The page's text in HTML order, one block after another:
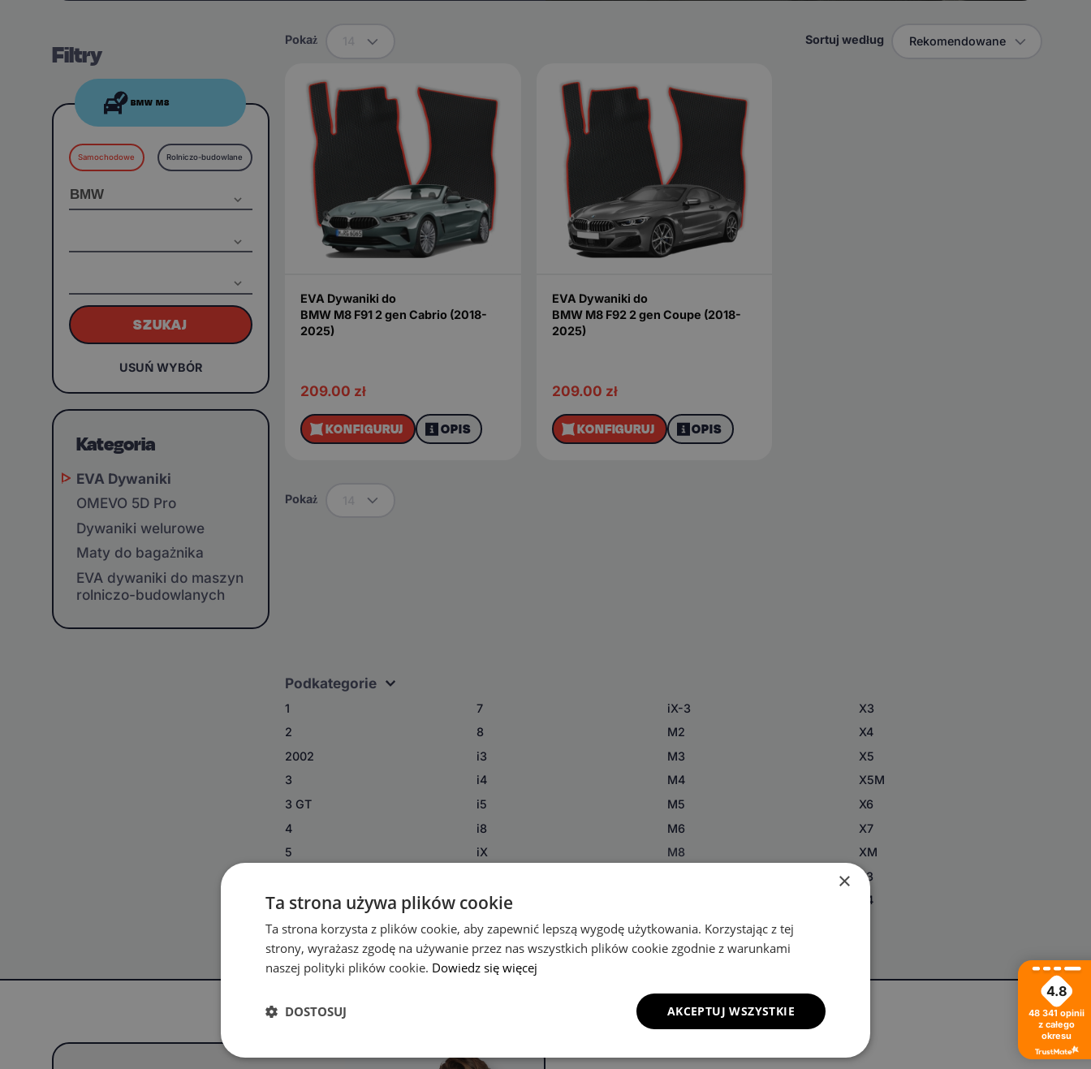
Filtry
BMW M8
Samochodowe Rolniczo-budowlane
SZUKAJ
USUŃ WYBÓR
Kategoria
EVA Dywaniki
OMEVO 5D Pro
Dywaniki welurowe
Maty do bagażnika
EVA dywaniki do maszyn
rolniczo-budowlanych
Pokaż Sortuj według Rekomendowane
EVA Dywaniki do
BMW M8 F91 2 gen Cabrio (2018-
2025)
209.00 zł
KONFIGURUJ OPIS
EVA Dywaniki do
BMW M8 F92 2 gen Coupe (2018-
2025)
209.00 zł
KONFIGURUJ OPIS
Pokaż
Podkategorie
1
2
2002
3
3 GT
4
5
6
7
8
i3
i4
i5
i8
iX
iX-2
iX-3
M2
M3
M4
M5
M6
M8
X3
X4
X5
X5M
X6
X7
XM
Z3
Z4
4.8
48 341 opinii
z całego
okresu
×
Ta strona używa plików cookie
Ta strona korzysta z plików cookie, aby zapewnić lepszą wygodę użytkowania. Korzystając z tej
strony, wyrażasz zgodę na używanie przez nas wszystkich plików cookie zgodnie z warunkami
naszej polityki plików cookie. Dowiedz się więcej
AKCEPTUJ WSZYSTKIE
DOSTOSUJ